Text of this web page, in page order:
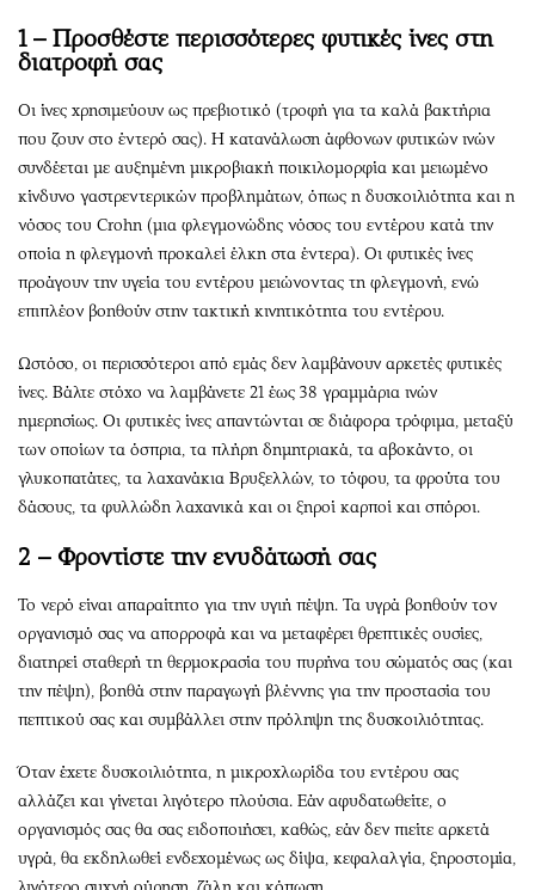
1 – Προσθέστε περισσότερες φυτικές ίνες στη
διατροφή σας
Οι ίνες χρησιμεύουν ως πρεβιοτικό (τροφή για τα καλά βακτήρια
που ζουν στο έντερό σας). Η κατανάλωση άφθονων φυτικών ινών
συνδέεται με αυξημένη μικροβιακή ποικιλομορφία και μειωμένο
κίνδυνο γαστρεντερικών προβλημάτων, όπως η δυσκοιλιότητα και η
νόσος του Crohn (μια φλεγμονώδης νόσος του εντέρου κατά την
οποία η φλεγμονή προκαλεί έλκη στα έντερα). Οι φυτικές ίνες
προάγουν την υγεία του εντέρου μειώνοντας τη φλεγμονή, ενώ
επιπλέον βοηθούν στην τακτική κινητικότητα του εντέρου.
Ωστόσο, οι περισσότεροι από εμάς δεν λαμβάνουν αρκετές φυτικές
ίνες. Βάλτε στόχο να λαμβάνετε 21 έως 38 γραμμάρια ινών
ημερησίως. Οι φυτικές ίνες απαντώνται σε διάφορα τρόφιμα, μεταξύ
των οποίων τα όσπρια, τα πλήρη δημητριακά, τα αβοκάντο, οι
γλυκοπατάτες, τα λαχανάκια Βρυξελλών, το τόφου, τα φρούτα του
δάσους, τα φυλλώδη λαχανικά και οι ξηροί καρποί και σπόροι.
2 – Φροντίστε την ενυδάτωσή σας
Το νερό είναι απαραίτητο για την υγιή πέψη. Τα υγρά βοηθούν τον
οργανισμό σας να απορροφά και να μεταφέρει θρεπτικές ουσίες,
διατηρεί σταθερή τη θερμοκρασία του πυρήνα του σώματός σας (και
την πέψη), βοηθά στην παραγωγή βλέννης για την προστασία του
πεπτικού σας και συμβάλλει στην πρόληψη της δυσκοιλιότητας.
Όταν έχετε δυσκοιλιότητα, η μικροχλωρίδα του εντέρου σας
αλλάζει και γίνεται λιγότερο πλούσια. Εάν αφυδατωθείτε, ο
οργανισμός σας θα σας ειδοποιήσει, καθώς, εάν δεν πιείτε αρκετά
υγρά, θα εκδηλωθεί ενδεχομένως ως δίψα, κεφαλαλγία, ξηροστομία,